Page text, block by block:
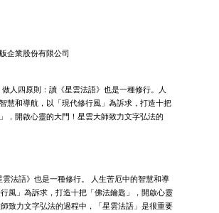
企業股份有限公司
人四原則：讀《星雲法語》也是一種修行。人
慧和導航，以「現代修行風」為訴求，打造十把
」，開啟心靈的大門！星雲大師致力文字弘法的
雲法語》也是一種修行。 人生苦厄中的智慧和導
風」為訴求，打造十把「佛法鑰匙」，開啟心靈
致力文字弘法的過程中，「星雲法語」是很重要